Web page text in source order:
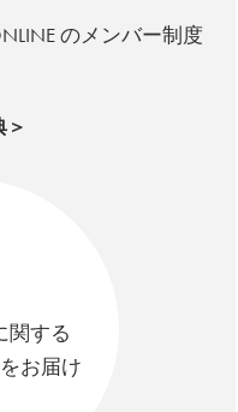
のメンバー制度
＞
関する
お届け